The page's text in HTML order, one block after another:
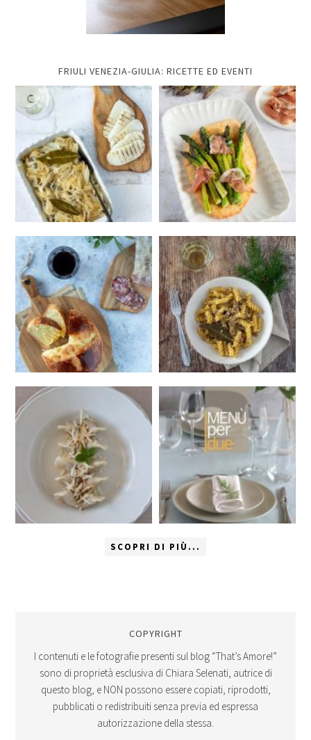
FRIULI VENEZIA-GIULIA: RICETTE ED EVENTI
SCOPRI DI PIÙ...
COPYRIGHT
I contenuti e le fotografie presenti sul blog “That’s Amore!”
sono di proprietà esclusiva di Chiara Selenati, autrice di
questo blog, e NON possono essere copiati, riprodotti,
pubblicati o redistribuiti senza previa ed espressa
autorizzazione della stessa.